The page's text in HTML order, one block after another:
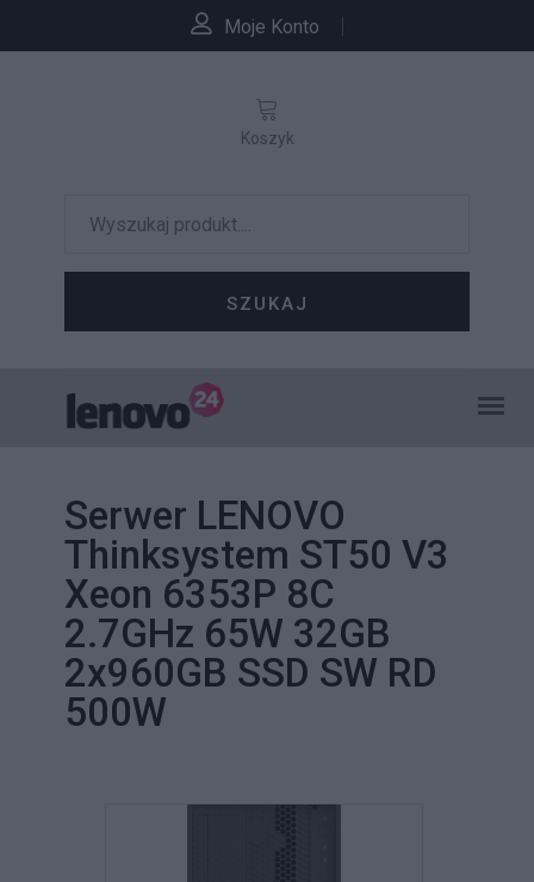
Moje Konto
SZUKAJ
Koszyk
Serwer LENOVO
Thinksystem ST50 V3
Xeon 6353P 8C
2.7GHz 65W 32GB
2x960GB SSD SW RD
500W